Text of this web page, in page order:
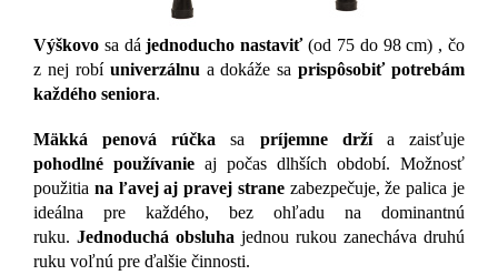
Výškovo sa dájednoducho nastaviť(od 75 do 98 cm) , čo
z nej robí univerzálnu a dokáže saprispôsobiť potrebám
každého seniora.
Mäkká penová rúčka sa príjemne držía zaisťuje
pohodlné používanie aj počas dlhších období. Možnosť
použitia na ľavej aj pravej stranezabezpečuje, že palica je
ideálna pre každého, bez ohľadu na dominantnú
ruku. Jednoduchá obsluha jednou rukou zanecháva druhú
ruku voľnú pre ďalšie činnosti.